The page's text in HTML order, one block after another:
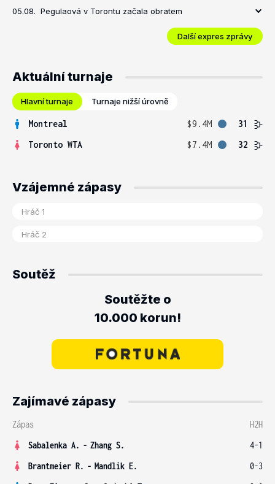
05.08. Pegulaová v Torontu začala obratem
Další expres zprávy
Aktuální turnaje
Hlavní turnaje Turnaje nižší úrovně
Montreal $9.4M
31
Toronto WTA
$7.4M 32
Vzájemné zápasy
Soutěž
Soutěžte o
10.000 korun!
Zajímavé zápasy
Zápas
H2H
Sabalenka A. - Zhang S.
4-1
Brantmeier R. - Mandlik E.
0-3